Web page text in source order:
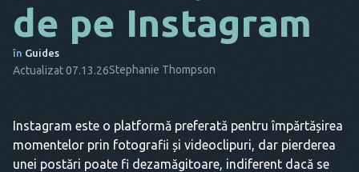
NL
ES
PT
EL
de pe Instagram
în Guides
Actualizat 07.13.26Stephanie Thompson
Instagram este o platformă preferată pentru împărtășirea
momentelor prin fotografii și videoclipuri, dar pierderea
unei postări poate fi dezamăgitoare, indiferent dacă se